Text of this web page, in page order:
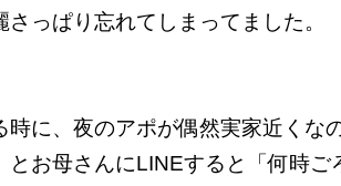
っぱり忘れてしまってました。
に、夜のアポが偶然実家近くな
お母さんにLINEすると「何時ご